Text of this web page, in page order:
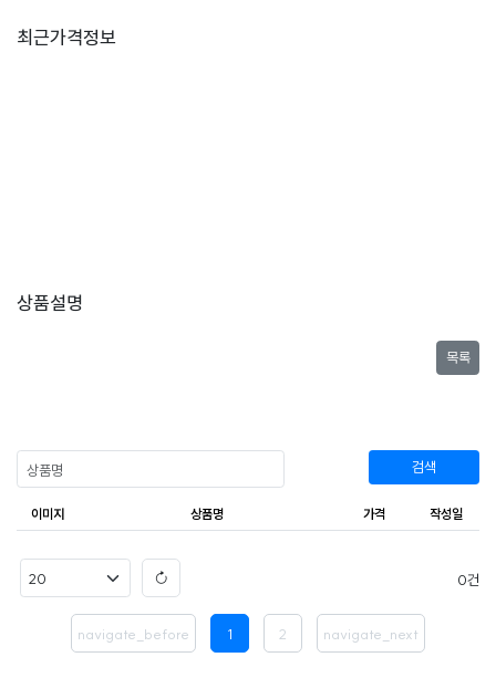
최근가격정보
상품설명
목록
검색
이미지 상품명 가격 작성일
navigate_before 1 2 navigate_next
0